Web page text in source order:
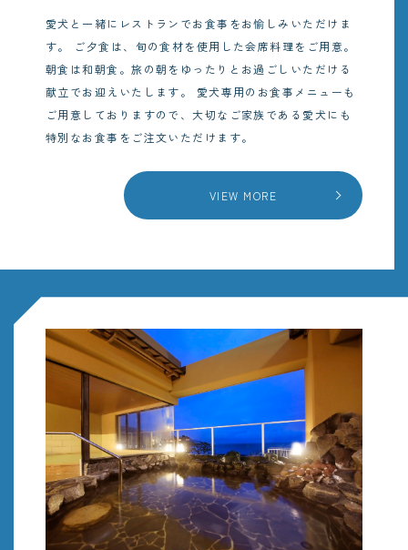
愛犬と一緒にレストランでお食事をお愉しみいただけま
す。
ご夕食は、旬の食材を使用した会席料理をご用意。
朝食は和朝食。旅の朝をゆったりとお過ごしいただける
献立でお迎えいたします。
愛犬専用のお食事メニューも
ご用意しておりますので、大切なご家族である愛犬にも
特別なお食事をご注文いただけます。
VIEW MORE